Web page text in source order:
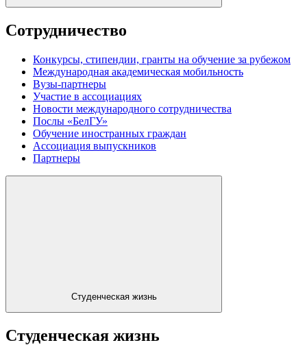
Сотрудничество
Конкурсы, стипендии, гранты на обучение за рубежом
Международная академическая мобильность
Вузы-партнеры
Участие в ассоциациях
Новости международного сотрудничества
Послы «БелГУ»
Обучение иностранных граждан
Ассоциация выпускников
Партнеры
Студенческая жизнь
Студенческая жизнь